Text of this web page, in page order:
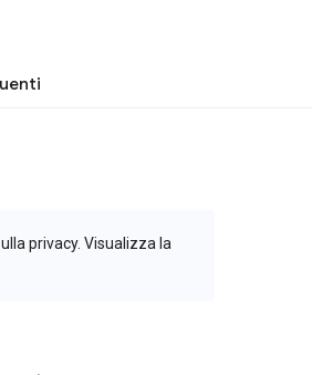
privacy. Visualizza la